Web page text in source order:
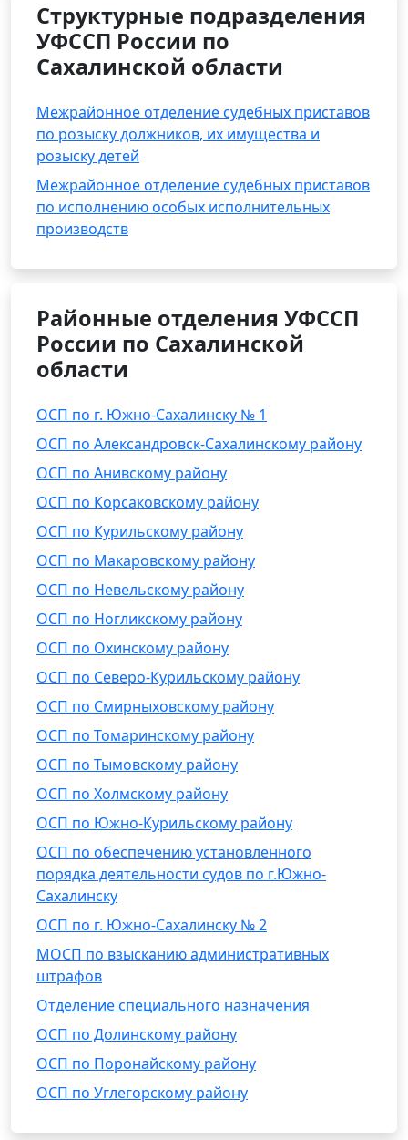
Структурные подразделения
УФССП России по
Сахалинской области
Межрайонное отделение судебных приставов
по розыску должников, их имущества и
розыску детей
Межрайонное отделение судебных приставов
по исполнению особых исполнительных
производств
Районные отделения УФССП
России по Сахалинской
области
ОСП по г. Южно-Сахалинску № 1
ОСП по Александровск-Сахалинскому району
ОСП по Анивскому району
ОСП по Корсаковскому району
ОСП по Курильскому району
ОСП по Макаровскому району
ОСП по Невельскому району
ОСП по Ногликскому району
ОСП по Охинскому району
ОСП по Северо-Курильскому району
ОСП по Смирныховскому району
ОСП по Томаринскому району
ОСП по Тымовскому району
ОСП по Холмскому району
ОСП по Южно-Курильскому району
ОСП по обеспечению установленного
порядка деятельности судов по г.Южно-
Сахалинску
ОСП по г. Южно-Сахалинску № 2
МОСП по взысканию административных
штрафов
Отделение специального назначения
ОСП по Долинскому району
ОСП по Поронайскому району
ОСП по Углегорскому району